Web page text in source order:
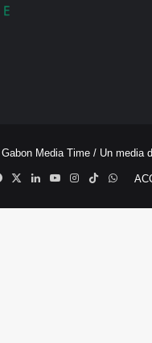
Gabon Media Time / Un media
Facebook
X LinkedinYouTubeInstagram
TikTok